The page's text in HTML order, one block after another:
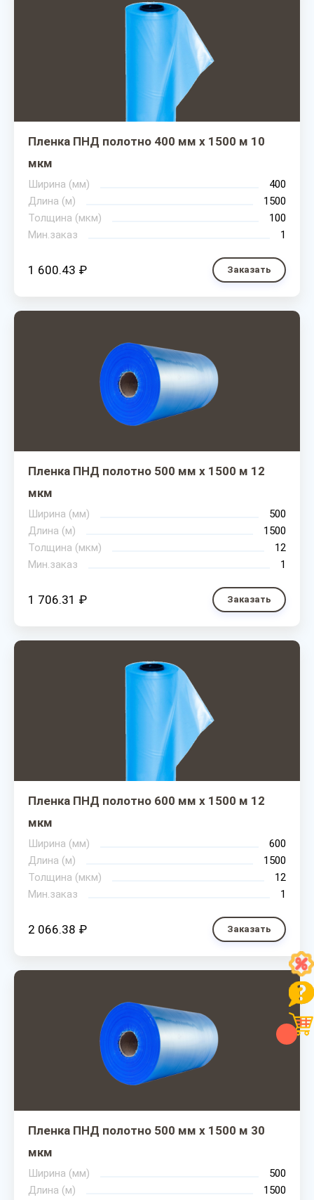
Пленка ПНД полотно 400 мм х 1500 м 10
мкм
Ширина (мм)
400
Длина (м)
1500
Толщина (мкм)
100
Мин.заказ
1
1 600.43 ₽ Заказать
Пленка ПНД полотно 500 мм х 1500 м 12
мкм
Ширина (мм)
500
Длина (м)
1500
Толщина (мкм)
12
Мин.заказ
1
1 706.31 ₽ Заказать
Пленка ПНД полотно 600 мм х 1500 м 12
мкм
Ширина (мм)
600
Длина (м)
1500
Толщина (мкм)
12
Мин.заказ
1
2 066.38 ₽ Заказать
Пленка ПНД полотно 500 мм х 1500 м 30
мкм
Ширина (мм)
500
Длина (м)
1500